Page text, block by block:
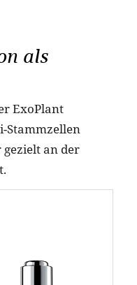
als
ExoPlant
Stammzellen
an der